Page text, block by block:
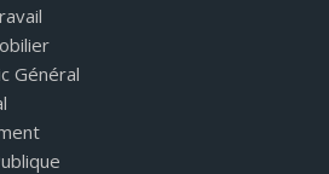
Général